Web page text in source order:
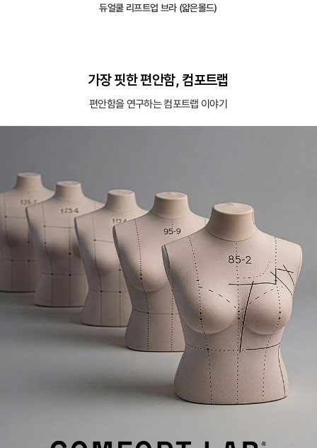
듀얼쿨 리프트업 브라 (얇은몰드)
가장 핏한 편안함, 컴포트랩
편안함을 연구하는 컴포트랩 이야기